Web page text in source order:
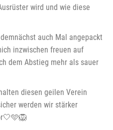
wird und wie diese
auch Mal angepackt
inzwischen freuen auf
dem Abstieg mehr als sauer
diesen geilen Verein
werden wir stärker